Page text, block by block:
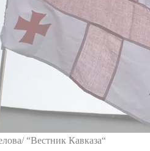
“Вестник Кавказа“